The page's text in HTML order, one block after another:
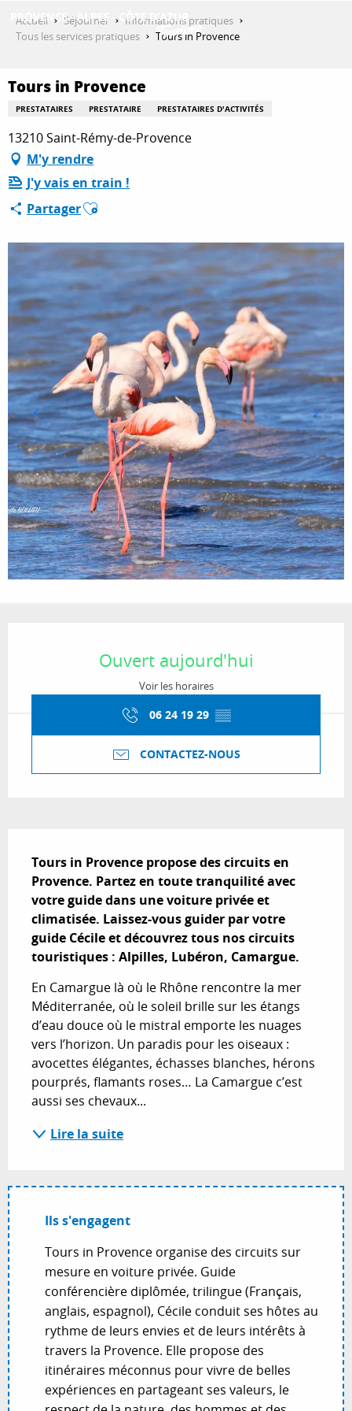
QUE FAIRE ?
SÉJOURNER
ESPACE PRO
Accueil Séjourner
Informations pratiques
Tous les services pratiques
Tours in Provence
Tours in Provence
PRESTATAIRES PRESTATAIRE PRESTATAIRES D'ACTIVITÉS
13210 Saint-Rémy-de-Provence
M'y rendre
J'y vais en train !
PartagerAjouter aux favoris
Ouvert aujourd'hui
Voir les horaires
06 24 19 29 ▒▒
CONTACTEZ-NOUS
Tours in Provence propose des circuits en
Provence. Partez en toute tranquilité avec
votre guide dans une voiture privée et
climatisée. Laissez-vous guider par votre
guide Cécile et découvrez tous nos circuits
touristiques : Alpilles, Lubéron, Camargue.
En Camargue là où le Rhône rencontre la mer
Méditerranée, où le soleil brille sur les étangs
d’eau douce où le mistral emporte les nuages
vers l’horizon. Un paradis pour les oiseaux :
avocettes élégantes, échasses blanches, hérons
pourprés, flamants roses… La Camargue c’est
aussi ses chevaux...
Lire la suite
Ils s'engagent
Tours in Provence organise des circuits sur
mesure en voiture privée. Guide
conférencière diplômée, trilingue (Français,
anglais, espagnol), Cécile conduit ses hôtes au
rythme de leurs envies et de leurs intérêts à
travers la Provence. Elle propose des
itinéraires méconnus pour vivre de belles
expériences en partageant ses valeurs, le